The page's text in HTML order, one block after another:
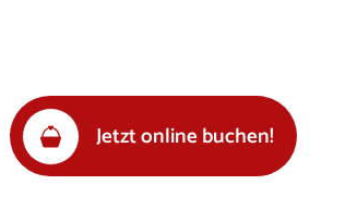
Jetzt online buchen!